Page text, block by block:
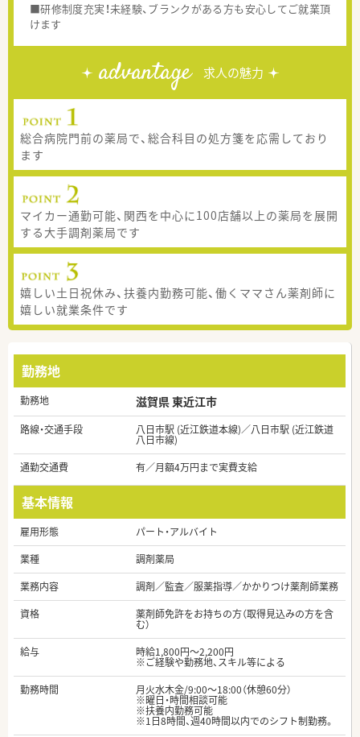
■研修制度充実！未経験、ブランクがある方も安心してご就業頂
けます
advantage 求人の魅力
総合病院門前の薬局で、総合科目の処方箋を応需しており
ます
マイカー通勤可能、関西を中心に100店舗以上の薬局を展開
する大手調剤薬局です
嬉しい土日祝休み、扶養内勤務可能、働くママさん薬剤師に
嬉しい就業条件です
勤務地
勤務地 滋賀県 東近江市
路線・交通手段 八日市駅 (近江鉄道本線)／八日市駅 (近江鉄道
八日市線)
通勤交通費
有／月額4万円まで実費支給
基本情報
雇用形態
パート・アルバイト
業種
調剤薬局
業務内容
調剤／監査／服薬指導／かかりつけ薬剤師業務
資格
薬剤師免許をお持ちの方（取得見込みの方を含
む）
給与
時給1,800円～2,200円
※ご経験や勤務地、スキル等による
勤務時間
月火水木金/9:00～18:00（休憩60分）
※曜日・時間相談可能
※扶養内勤務可能
※1日8時間、週40時間以内でのシフト制勤務。